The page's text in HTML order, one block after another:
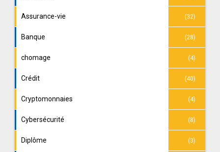
Assurance-vie (32)
Banque (28)
chomage (4)
Crédit (40)
Cryptomonnaies (4)
Cybersécurité (8)
Diplôme (3)